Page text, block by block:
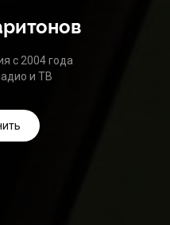
с 2004 года
и ТВ